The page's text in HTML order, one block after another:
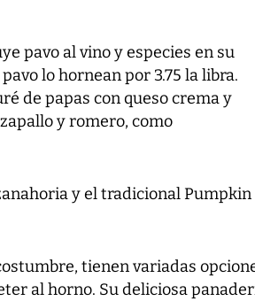
pavo al vino y especies en su
lo hornean por 3.75 la libra.
de papas con queso crema y
y romero, como
y el tradicional Pumpkin
tienen variadas
al horno. Su deliciosa